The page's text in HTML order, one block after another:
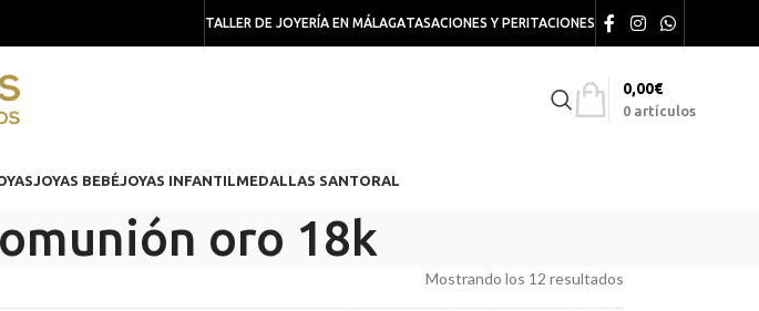
TALLER DE JOYERÍA EN MÁLAGATASACIONES Y PERITACIONES
0 artículos
0,00€
JOYAS BEBÉJOYAS INFANTILMEDALLAS SANTORAL
oro 18k
Mostrando los 12 resultados